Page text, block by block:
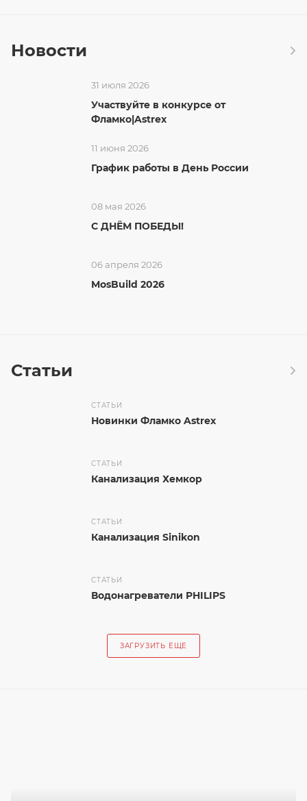
Новости
31 июля 2026
Участвуйте в конкурсе от
Фламко|Astrex
11 июня 2026
График работы в День России
08 мая 2026
С ДНЁМ ПОБЕДЫ!
06 апреля 2026
MosBuild 2026
Статьи
СТАТЬИ
Новинки Фламко Astrex
СТАТЬИ
Канализация Хемкор
СТАТЬИ
Канализация Sinikon
СТАТЬИ
Водонагреватели PHILIPS
ЗАГРУЗИТЬ ЕЩЕ